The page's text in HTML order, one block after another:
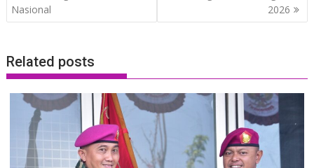
Nasional
2026
Related posts